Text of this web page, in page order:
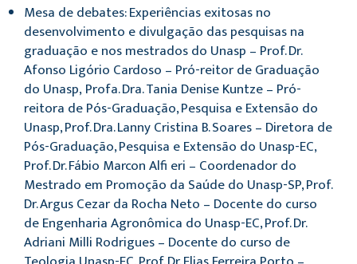
Mesa de debates: Experiências exitosas no
desenvolvimento e divulgação das pesquisas na
graduação e nos mestrados do Unasp – Prof. Dr.
Afonso Ligório Cardoso – Pró-reitor de Graduação
do Unasp, Profa. Dra. Tania Denise Kuntze – Pró-
reitora de Pós-Graduação, Pesquisa e Extensão do
Unasp, Prof. Dra. Lanny Cristina B. Soares – Diretora de
Pós-Graduação, Pesquisa e Extensão do Unasp-EC,
Prof. Dr. Fábio Marcon Alfi eri – Coordenador do
Mestrado em Promoção da Saúde do Unasp-SP, Prof.
Dr. Argus Cezar da Rocha Neto – Docente do curso
de Engenharia Agronômica do Unasp-EC, Prof. Dr.
Adriani Milli Rodrigues – Docente do curso de